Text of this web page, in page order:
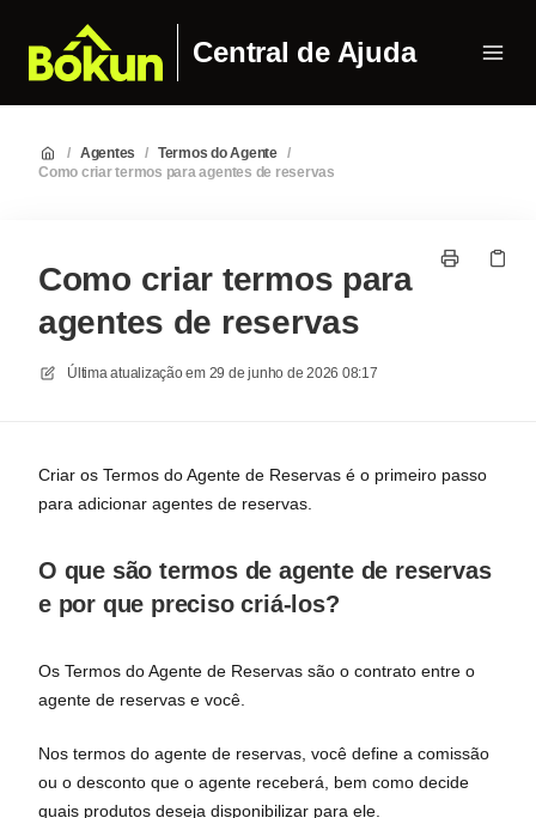
Central de Ajuda
/ Agentes / Termos do Agente /
Como criar termos para agentes de reservas
Como criar termos para
agentes de reservas
Última atualização em 29 de junho de 2026 08:17
Criar os Termos do Agente de Reservas é o primeiro passo
para adicionar agentes de reservas.
O que são termos de agente de reservas
e por que preciso criá-los?
Os Termos do Agente de Reservas são o contrato entre o
agente de reservas e você.
Nos termos do agente de reservas, você define a comissão
ou o desconto que o agente receberá, bem como decide
quais produtos deseja disponibilizar para ele.